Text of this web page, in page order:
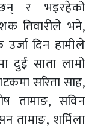
र भइरहेको
तिवारीले भने,
दिन हामीले
दुई साता लामो
सरिता साह,
तामाङ, सविन
तामाङ, शर्मिला